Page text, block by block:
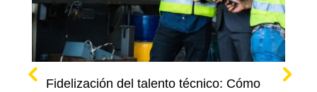
Fidelización del talento técnico: Cómo